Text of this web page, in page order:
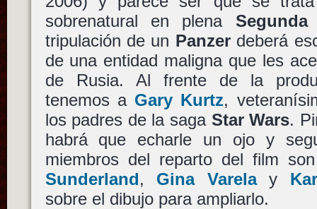
sobrenatural en plena
tripulación de un Panzerdeberá
de una entidad maligna que les
de Rusia. Al frente de la
tenemos a Gary Kurtz,
los padres de la saga Star Wars.
habrá que echarle un ojo y
miembros del reparto del film
Sunderland, Gina Varelay
sobre el dibujo para ampliarlo.